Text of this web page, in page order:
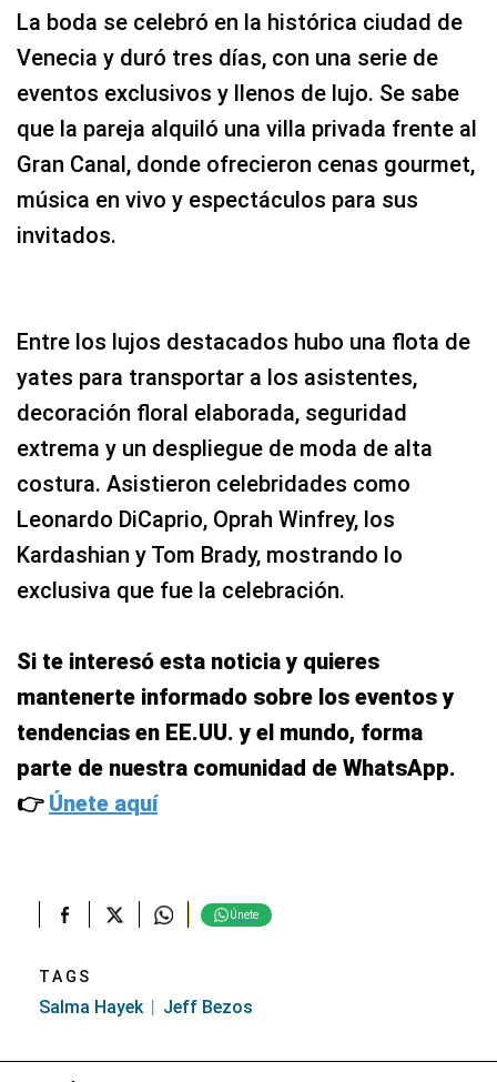
La boda se celebró en la histórica ciudad de
Venecia y duró tres días, con una serie de
eventos exclusivos y llenos de lujo. Se sabe
que la pareja alquiló una villa privada frente al
Gran Canal, donde ofrecieron cenas gourmet,
música en vivo y espectáculos para sus
invitados.
Entre los lujos destacados hubo una flota de
yates para transportar a los asistentes,
decoración floral elaborada, seguridad
extrema y un despliegue de moda de alta
costura. Asistieron celebridades como
Leonardo DiCaprio, Oprah Winfrey, los
Kardashian y Tom Brady, mostrando lo
exclusiva que fue la celebración.
Si te interesó esta noticia y quieres
mantenerte informado sobre los eventos y
tendencias en EE.UU. y el mundo, forma
parte de nuestra comunidad de WhatsApp.
👉 Únete aquí
Únete
TAGS
Salma Hayek Jeff Bezos